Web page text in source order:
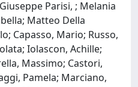
Parisi, ; Melania
Matteo Della
Capasso, Mario; Russo,
Iolascon, Achille;
Massimo; Castori,
Pamela; Marciano,